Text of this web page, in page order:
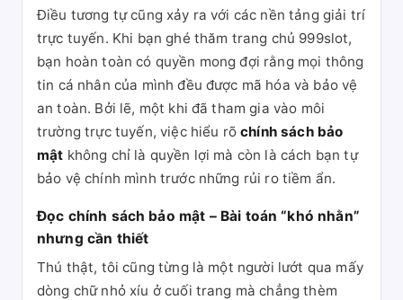
Điều tương tự cũng xảy ra với các nền tảng giải trí
trực tuyến. Khi bạn ghé thăm trang chủ 999slot,
bạn hoàn toàn có quyền mong đợi rằng mọi thông
tin cá nhân của mình đều được mã hóa và bảo vệ
an toàn. Bởi lẽ, một khi đã tham gia vào môi
trường trực tuyến, việc hiểu rõchính sách bảo
mật không chỉ là quyền lợi mà còn là cách bạn tự
bảo vệ chính mình trước những rủi ro tiềm ẩn.
Đọc chính sách bảo mật – Bài toán “khó nhằn”
nhưng cần thiết
Thú thật, tôi cũng từng là một người lướt qua mấy
dòng chữ nhỏ xíu ở cuối trang mà chẳng thèm